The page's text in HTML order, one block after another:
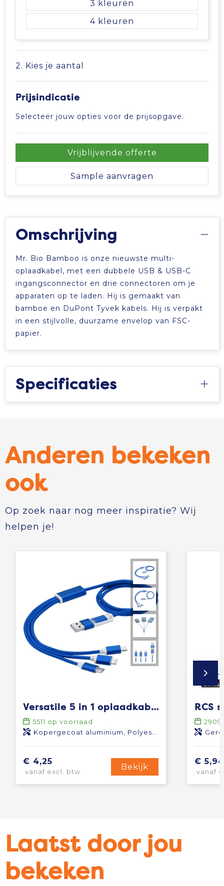
3
4
2. Kies je aantal
Prijsindicatie
Selecteer jouw opties voor de prijsopgave.
Vrijblijvende offerte
Sample aanvragen
Omschrijving
Mr. Bio Bamboo is onze nieuwste multi-
oplaadkabel, met een dubbele USB & USB-C
ingangsconnector en drie connectoren om je
apparaten op te laden. Hij is gemaakt van
bamboe en DuPont Tyvek kabels. Hij is verpakt
in een stijlvolle, duurzame envelop van FSC-
papier.
Specificaties
Anderen bekeken
ook
Op zoek naar nog meer inspiratie? Wij
helpen je!
Versatile 5 in 1 oplaadkabel
5511 op voorraad
Kopergecoat aluminium, Polyester
€ 4,25
vanaf excl. btw
Bekijk
2909
€ 5,94
vanaf
Laatst door jou
bekeken